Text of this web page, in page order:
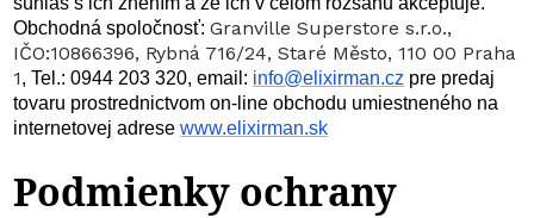
Obchodná spoločnosť:Granville Superstore s.r.o.,
IČO:10866396, Rybná 716/24, Staré Město, 110 00 Praha
1, Tel.: 0944 203 320, email: info@elixirman.cz pre predaj
tovaru prostrednictvom on-line obchodu umiestneného na
internetovej adresewww.elixirman.sk
Podmienky ochrany